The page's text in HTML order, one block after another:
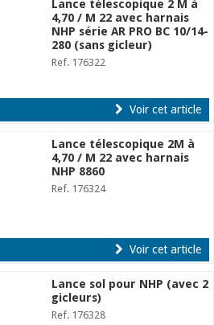
Lance télescopique 2 M à
4,70 / M 22 avec harnais
NHP série AR PRO BC 10/14-
280 (sans gicleur)
Ref. 176322
Voir cet article
Lance télescopique 2M à
4,70 / M 22 avec harnais
NHP 8860
Ref. 176324
Voir cet article
Lance sol pour NHP (avec 2
gicleurs)
Ref. 176328